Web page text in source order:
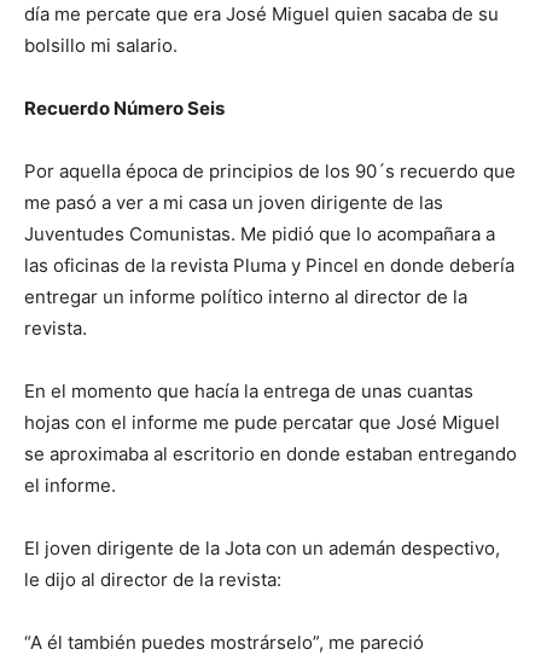
día me percate que era José Miguel quien sacaba de su
bolsillo mi salario.
Recuerdo Número Seis
Por aquella época de principios de los 90´s recuerdo que
me pasó a ver a mi casa un joven dirigente de las
Juventudes Comunistas. Me pidió que lo acompañara a
las oficinas de la revista Pluma y Pincel en donde debería
entregar un informe político interno al director de la
revista.
En el momento que hacía la entrega de unas cuantas
hojas con el informe me pude percatar que José Miguel
se aproximaba al escritorio en donde estaban entregando
el informe.
El joven dirigente de la Jota con un ademán despectivo,
le dijo al director de la revista:
“A él también puedes mostrárselo”, me pareció